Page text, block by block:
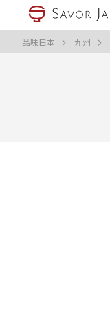
品味日本 九州